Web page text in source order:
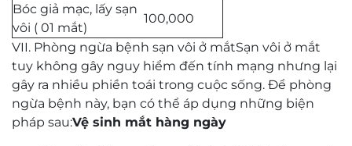
Bóc giả mạc, lấy sạn
vôi ( 01 mắt)
100,000
VII. Phòng ngừa bệnh sạn vôi ở mắtSạn vôi ở mắt
tuy không gây nguy hiểm đến tính mạng nhưng lại
gây ra nhiều phiền toái trong cuộc sống. Để phòng
ngừa bệnh này, bạn có thể áp dụng những biện
pháp sau:Vệ sinh mắt hàng ngày